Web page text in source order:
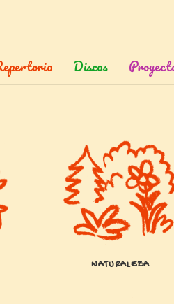
Discos
NATURALEZA